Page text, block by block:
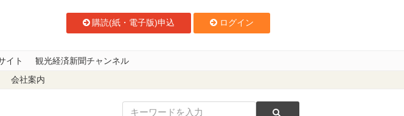
購読(紙・電子版)申込 ログイン
イト 観光経済新聞チャンネル
会社案内